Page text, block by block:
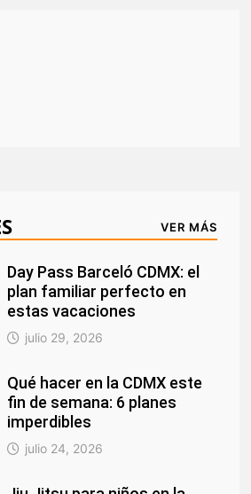
VER MÁS
Day Pass Barceló CDMX: el
plan familiar perfecto en
estas vacaciones
julio 29, 2026
Qué hacer en la CDMX este
fin de semana: 6 planes
imperdibles
julio 24, 2026